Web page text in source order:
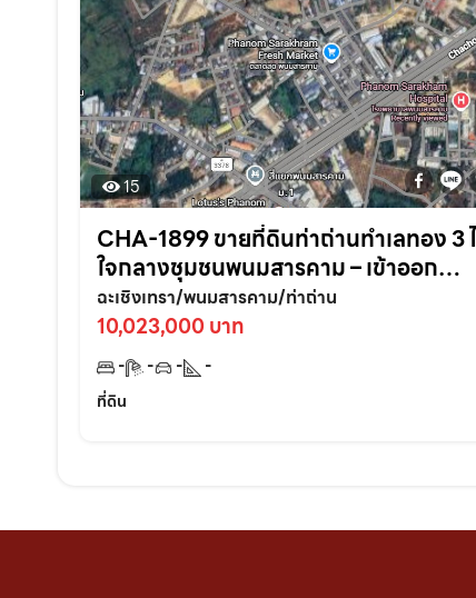
15
CHA-1899 ขายที่ดินท่าถ่านทำเลทอง 3
ใจกลางชุมชนพนมสารคาม – เข้าออก
สะดวก ใกล้ถนนใหญ่3076เพียง 70 เมตร
จ.ฉะเชิงเทรา
ฉะเชิงเทรา/พนมสารคาม/ท่าถ่าน
10,023,000 บาท
- - -
-
ที่ดิน